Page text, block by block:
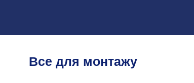
Все для монтажу